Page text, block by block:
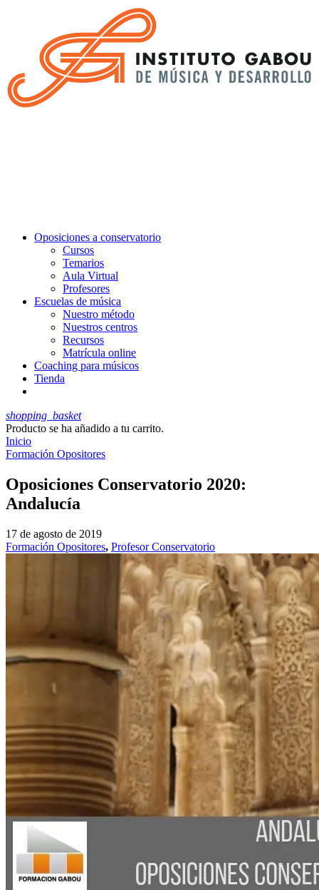
Oposiciones a conservatorio
Cursos
Temarios
Aula Virtual
Profesores
Escuelas de música
Nuestro método
Nuestros centros
Recursos
Matrícula online
Coaching para músicos
Tienda
shopping_basket
Producto se ha añadido a tu carrito.
Inicio
Formación Opositores
Oposiciones Conservatorio 2020:
Andalucía
17 de agosto de 2019
Formación Opositores, Profesor Conservatorio